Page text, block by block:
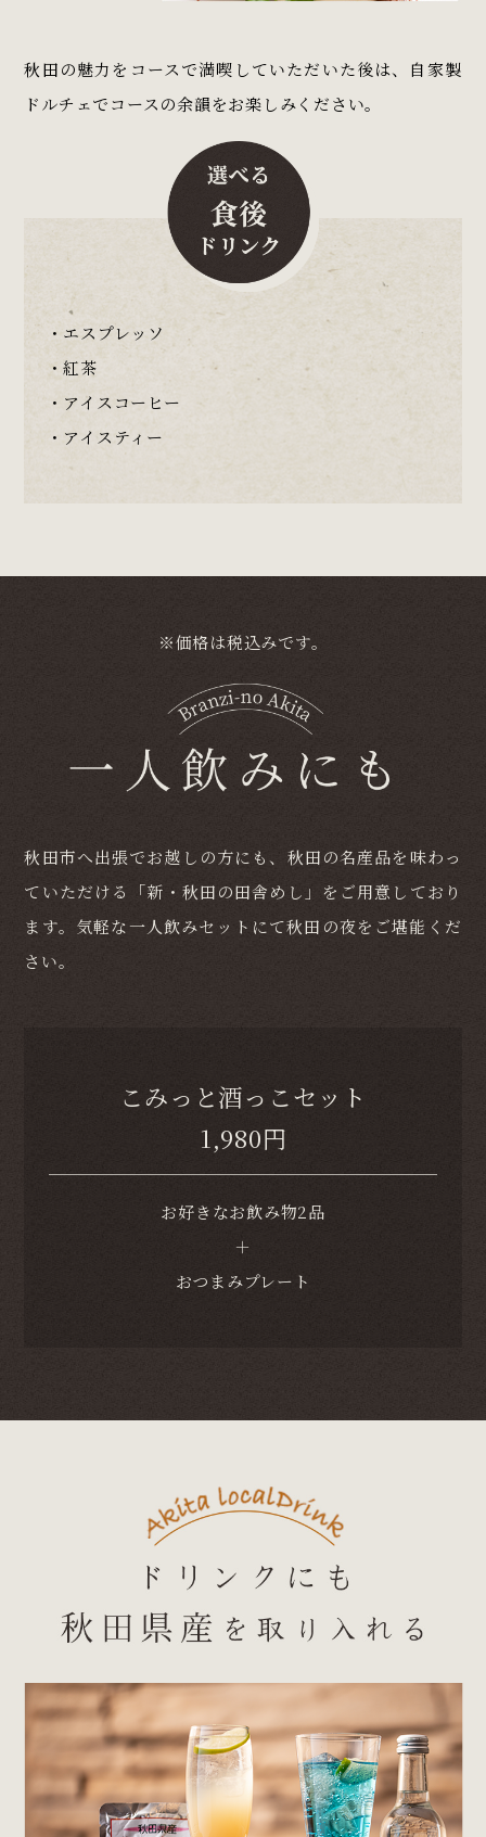
秋田の魅力をコースで満喫していただいた後は、自家製
ドルチェでコースの余韻をお楽しみください。
・エスプレッソ
・紅茶
・アイスコーヒー
・アイスティー
※価格は税込みです。
秋田市へ出張でお越しの方にも、秋田の名産品を味わっ
ていただける「新・秋田の田舎めし」をご用意しており
ます。気軽な一人飲みセットにて秋田の夜をご堪能くだ
さい。
こみっと酒っこセット
1,980円
お好きなお飲み物2品
＋
おつまみプレート